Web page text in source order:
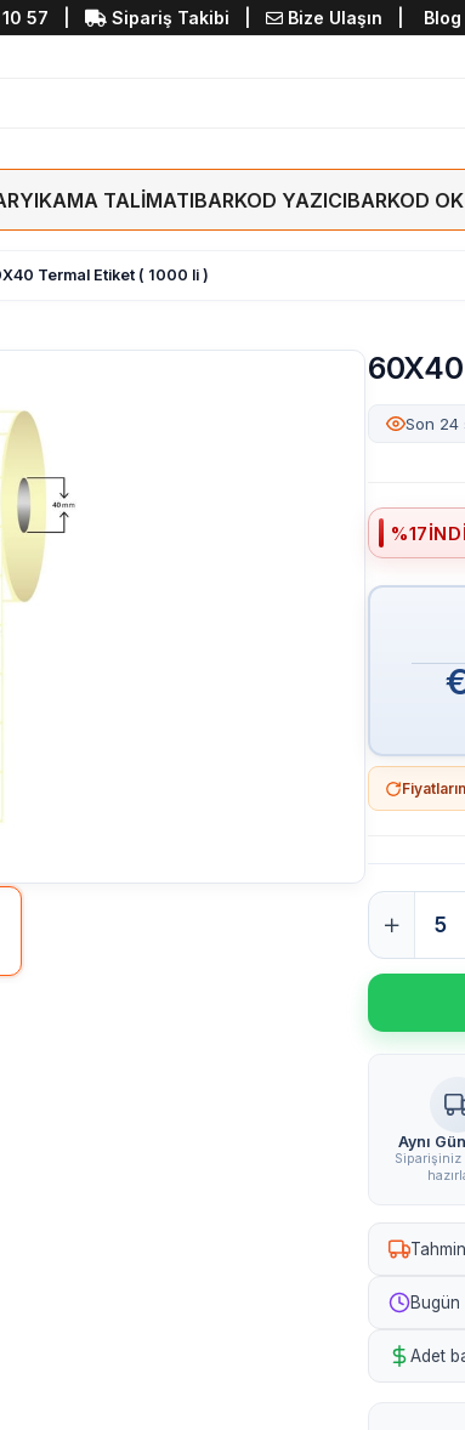
57 Sipariş Takibi Bize Ulaşın Blog
YIKAMA TALİMATIBARKOD YAZICIBARKOD
Termal Etiket ( 1000 li )
Son 24
%17
Aynı
Siparişiniz
Bugün
Adet